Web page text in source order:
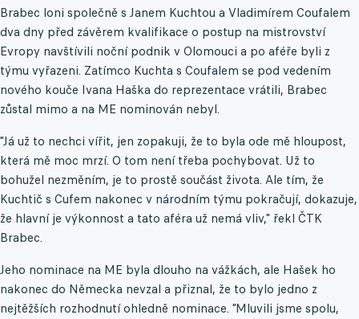
Brabec loni společně s Janem Kuchtou a Vladimírem Coufalem
dva dny před závěrem kvalifikace o postup na mistrovství
Evropy navštívili noční podnik v Olomouci a po aféře byli z
týmu vyřazeni. Zatímco Kuchta s Coufalem se pod vedením
nového kouče Ivana Haška do reprezentace vrátili, Brabec
zůstal mimo a na ME nominován nebyl.
"Já už to nechci vířit, jen zopakuji, že to byla ode mě hloupost,
která mě moc mrzí. O tom není třeba pochybovat. Už to
bohužel nezměním, je to prostě součást života. Ale tím, že
Kuchtič s Cufem nakonec v národním týmu pokračují, dokazuje,
že hlavní je výkonnost a tato aféra už nemá vliv," řekl ČTK
Brabec.
Jeho nominace na ME byla dlouho na vážkách, ale Hašek ho
nakonec do Německa nevzal a přiznal, že to bylo jedno z
nejtěžších rozhodnutí ohledně nominace. "Mluvili jsme spolu,